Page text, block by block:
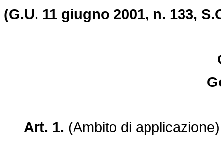
(G.U. 11 giugno 2001, n. 133,
Art. 1. (Ambito di applicazione)